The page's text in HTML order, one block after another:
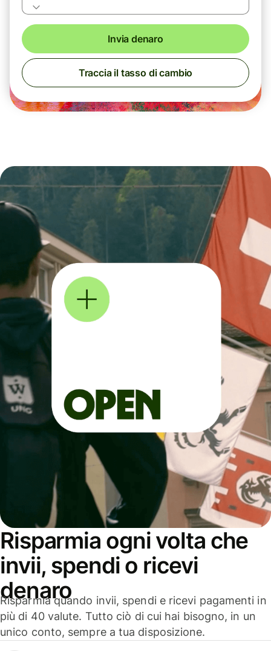
Invia denaro
Traccia il tasso di cambio
Risparmia ogni volta che
invii, spendi o ricevi
denaro
Risparmia quando invii, spendi e ricevi pagamenti in
più di 40 valute. Tutto ciò di cui hai bisogno, in un
unico conto, sempre a tua disposizione.